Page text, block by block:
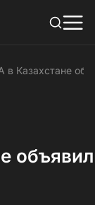
Казахстане
объявил